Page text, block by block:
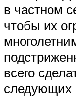
в частном
чтобы их
всего
следующих